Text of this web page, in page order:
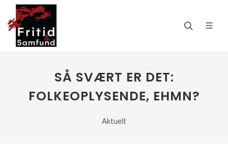
SÅ SVÆRT ER DET:
FOLKEOPLYSENDE, EHMN?
Aktuelt